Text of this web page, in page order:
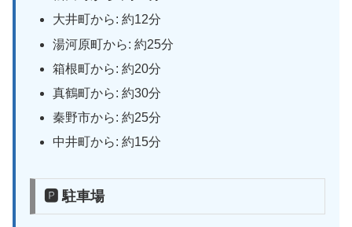
大井町から: 約12分
湯河原町から: 約25分
箱根町から: 約20分
真鶴町から: 約30分
秦野市から: 約25分
中井町から: 約15分
🅿 駐車場